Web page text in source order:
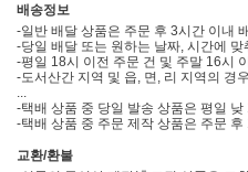
배송정보
-일반 배달 상품은 주문 후 3시간 이내
-당일 배달 또는 원하는 날짜, 시간에 맞
-평일 18시 이전 주문 건 및 주말 16시
-도서산간 지역 및 읍, 면, 리 지역의 경
-택배 상품 중 당일 발송 상품은 평일
-택배 상품 중 주문 제작 상품은 주문 후
교환/환불